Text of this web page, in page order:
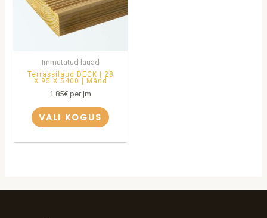
Immutatud lauad
Terrassilaud DECK | 28
X 95 X 5400 | Mänd
1.85€ per jm
VALI KOGUS